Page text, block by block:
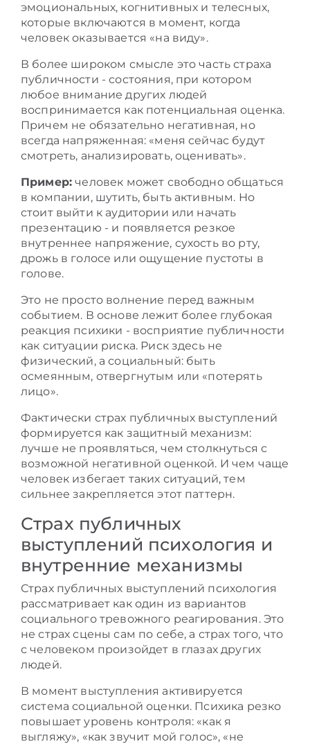
эмоциональных, когнитивных и телесных,
которые включаются в момент, когда
человек оказывается «на виду».
В более широком смысле это часть страха
публичности - состояния, при котором
любое внимание других людей
воспринимается как потенциальная оценка.
Причем не обязательно негативная, но
всегда напряженная: «меня сейчас будут
смотреть, анализировать, оценивать».
Пример: человек может свободно общаться
в компании, шутить, быть активным. Но
стоит выйти к аудитории или начать
презентацию - и появляется резкое
внутреннее напряжение, сухость во рту,
дрожь в голосе или ощущение пустоты в
голове.
Это не просто волнение перед важным
событием. В основе лежит более глубокая
реакция психики - восприятие публичности
как ситуации риска. Риск здесь не
физический, а социальный: быть
осмеянным, отвергнутым или «потерять
лицо».
Фактически страх публичных выступлений
формируется как защитный механизм:
лучше не проявляться, чем столкнуться с
возможной негативной оценкой. И чем чаще
человек избегает таких ситуаций, тем
сильнее закрепляется этот паттерн.
Страх публичных
выступлений психология и
внутренние механизмы
Страх публичных выступлений психология
рассматривает как один из вариантов
социального тревожного реагирования. Это
не страх сцены сам по себе, а страх того, что
с человеком произойдет в глазах других
людей.
В момент выступления активируется
система социальной оценки. Психика резко
повышает уровень контроля: «как я
выгляжу», «как звучит мой голос», «не